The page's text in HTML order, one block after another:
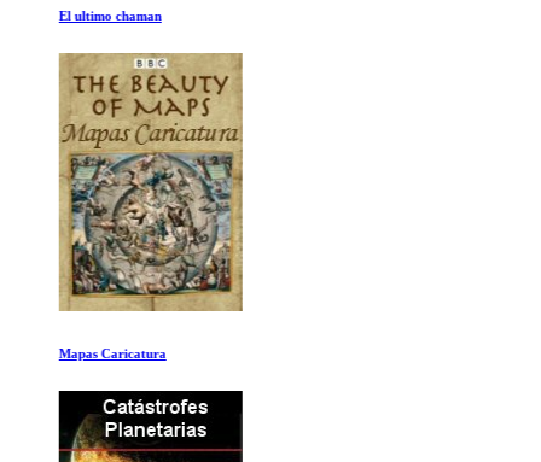
El ultimo chaman
Mapas Caricatura